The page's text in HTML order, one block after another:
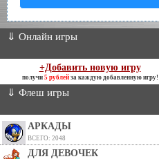
⇓ Онлайн игры
+Добавить новую игру
получи 5 рублейза каждую добавленную игру!
⇓ Флеш игры
АРКАДЫ
ВСЕГО: 2048
ДЛЯ ДЕВОЧЕК